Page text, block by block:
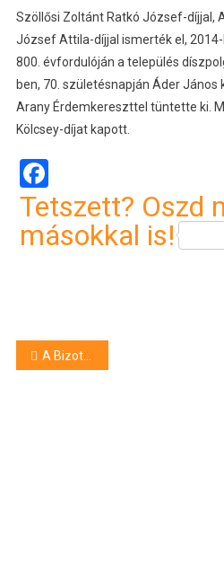
Szöllősi Zoltánt Ratkó József-díjjal,
József Attila-díjjal ismerték el,
800. évfordulóján a település
ben, 70. születésnapján Áder
Arany Érdemkereszttel tüntette ki.
Kölcsey-díjat kapott.
Facebook
Tetszett? Oszd
másokkal is!
Bejegyzés
A Bizottság fellép az adózási szempontból nem együttműködő országokkal szemben